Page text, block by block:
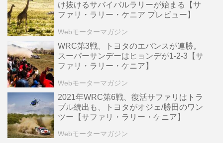
け抜けるサバイバルラリーが始まる【サ
ファリ・ラリー・ケニア プレビュー】
Webモーターマガジン
WRC第3戦、トヨタのエバンスが連勝。
スーパーサンデーはヒョンデが1-2-3【サ
ファリ・ラリー・ケニア】
Webモーターマガジン
2021年WRC第6戦、復活サファリはトラ
ブル続出も、トヨタがオジェ/勝田のワン
ツー【サファリ・ラリー・ケニア】
Webモーターマガジン